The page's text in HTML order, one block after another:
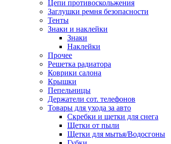
Цепи противоскольжения
Заглушки ремня безопасности
Тенты
Знаки и наклейки
Знаки
Наклейки
Прочее
Решетка радиатора
Коврики салона
Крышки
Пепельницы
Держатели сот. телефонов
Товары для ухода за авто
Скребки и щетки для снега
Щетки от пыли
Щетки для мытья/Водосгоны